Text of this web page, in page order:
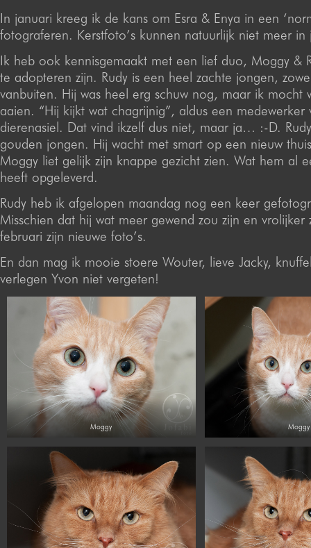
In januari kreeg ik de kans om Esra & Enya in een
fotograferen. Kerstfoto’s kunnen natuurlijk niet meer in
Ik heb ook kennisgemaakt met een lief duo, Moggy &
te adopteren zijn. Rudy is een heel zachte jongen,
vanbuiten. Hij was heel erg schuw nog, maar ik mocht
aaien. “Hij kijkt wat chagrijnig”, aldus een medewerker
dierenasiel. Dat vind ikzelf dus niet, maar ja… :-D.
gouden jongen. Hij wacht met smart op een nieuw
Moggy liet gelijk zijn knappe gezicht zien. Wat hem al
heeft opgeleverd.
Rudy heb ik afgelopen maandag nog een keer
Misschien dat hij wat meer gewend zou zijn en vrolijker
februari zijn nieuwe foto’s.
En dan mag ik mooie stoere Wouter, lieve Jacky,
verlegen Yvon niet vergeten!
Moggy Moggy